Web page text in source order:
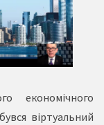
економічного
віртуальний